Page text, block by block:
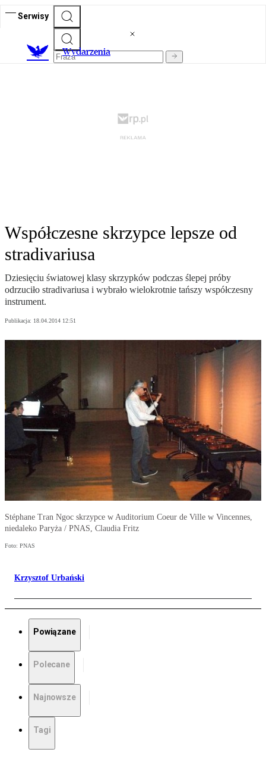
Serwisy
Wydarzenia
Współczesne skrzypce lepsze od
stradivariusa
Dziesięciu światowej klasy skrzypków podczas ślepej próby
odrzuciło stradivariusa i wybrało wielokrotnie tańszy współczesny
instrument.
Publikacja: 18.04.2014 12:51
Stéphane Tran Ngoc skrzypce w Auditorium Coeur de Ville w Vincennes,
niedaleko Paryża / PNAS, Claudia Fritz
Foto: PNAS
Krzysztof Urbański
Powiązane
Polecane
Najnowsze
Tagi